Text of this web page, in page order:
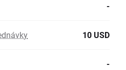
-
10 USD
-